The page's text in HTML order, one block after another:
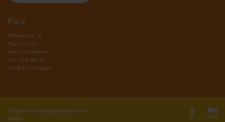
Рига
Tērbatas iela 30
(ieeja no Lāčplēša ielas)
+371 626 662 22
info@myclinicriga.lv
Политика конфиденциальности
RODO